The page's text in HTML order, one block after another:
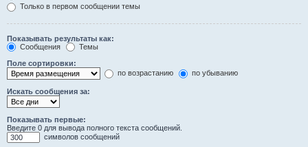
Только в первом сообщении темы
Показывать результаты как:
Сообщения
Темы
Поле сортировки:
по возрастанию
по убыванию
Искать сообщения за:
Показывать первые:
Введите 0 для вывода полного текста сообщений.
символов сообщений